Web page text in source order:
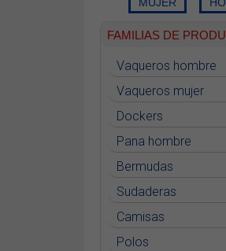
FAMILIAS DE
Vaqueros hombre
Vaqueros mujer
Dockers
Pana hombre
Bermudas
Sudaderas
Camisas
Polos